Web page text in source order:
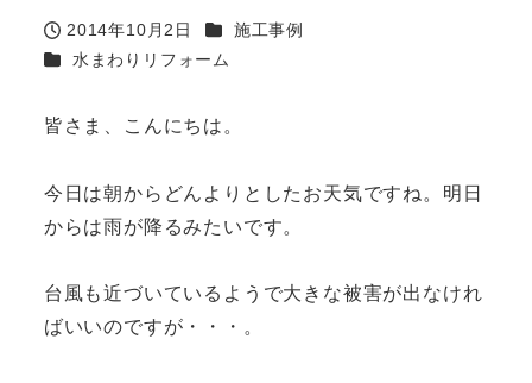
投稿日
2014年10月2日 カテゴリー
施工事例
カテゴリー
水まわりリフォーム
皆さま、こんにちは。
今日は朝からどんよりとしたお天気ですね。明日
からは雨が降るみたいです。
台風も近づいているようで大きな被害が出なけれ
ばいいのですが・・・。